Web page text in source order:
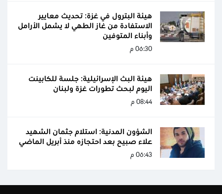
هيئة البترول في غزة: تحديث معايير
الاستفادة من غاز الطهي لا يشمل الأرامل
وأبناء المتوفين
06:30 م
هيئة البث الإسرائيلية: جلسة للكابينت
اليوم لبحث تطورات غزة ولبنان
08:44 م
الشؤون المدنية: استلام جثمان الشهيد
علاء صبيح بعد احتجازه منذ أبريل الماضي
06:43 م